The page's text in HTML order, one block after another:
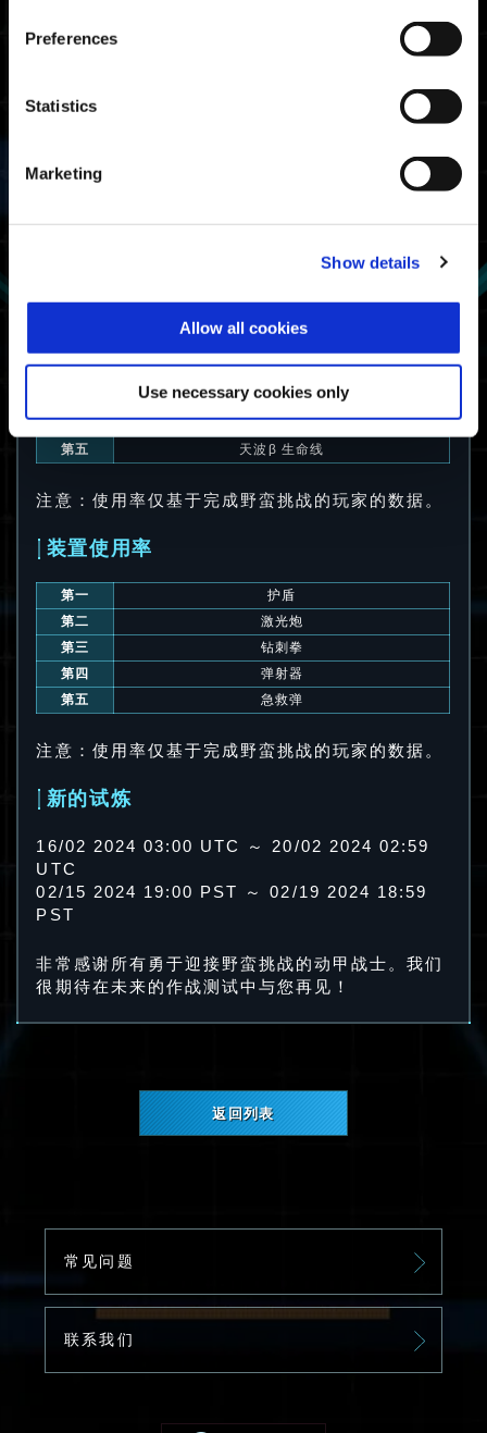
Preferences
Statistics
Marketing
Show details
Allow all cookies
Use necessary cookies only
06:05.92
PlayStation🄬5/
07:26.63
07:21.83
动力装甲使用率
第二
哨卫
神射手β 能量机枪
第四
村雨α：冰霜长柄刀
第五
天波β 生命线
注意：使用率仅基于完成野蛮挑战的玩家的数据。
装置使用率
第一
护盾
第二
激光炮
第三
钻刺拳
第四
弹射器
第五
急救弹
注意：使用率仅基于完成野蛮挑战的玩家的数据。
新的试炼
16/02 2024 03:00 UTC ～ 20/02 2024 02:59
UTC
02/15 2024 19:00 PST ～ 02/19 2024 18:59
PST
非常感谢所有勇于迎接野蛮挑战的动甲战士。我们
很期待在未来的作战测试中与您再见！
返回列表
常见问题
联系我们